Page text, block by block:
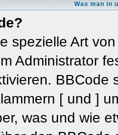
Was man in
spezielle Art
Administrator
BBCode
[ und ]
was und wie